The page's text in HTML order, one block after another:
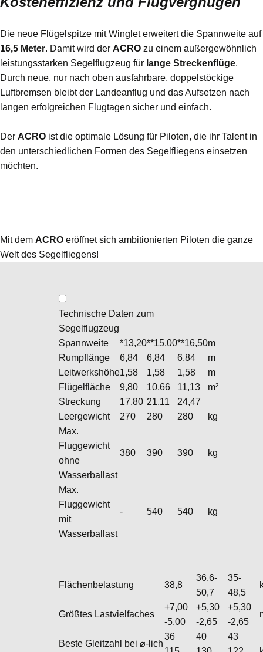
Die neue Flügelspitze mit Winglet erweitert die Spannweite auf
16,5 Meter. Damit wird der ACRO zu einem außergewöhnlich
leistungsstarken Segelflugzeug für lange Streckenflüge.
Durch neue, nur nach oben ausfahrbare, doppelstöckige
Luftbremsen bleibt der Landeanflug und das Aufsetzen nach
langen erfolgreichen Flugtagen sicher und einfach.
Der ACRO ist die optimale Lösung für Piloten, die ihr Talent in
den unterschiedlichen Formen des Segelfliegens einsetzen
möchten.
Mit dem ACRO eröffnet sich ambitionierten Piloten die ganze
Welt des Segelfliegens!
Technische Daten zum
Segelflugzeug
Spannweite
*13,20**15,00**16,50m
Rumpflänge
6,84 6,84 6,84
m
Leitwerkshöhe1,58 1,58 1,58
m
Flügelfläche
9,80 10,66 11,13
m²
Streckung
17,80 21,11
24,47
Leergewicht
270 280 280
kg
Max.
Fluggewicht
ohne
Wasserballast
380 390 390 kg
Max.
Fluggewicht
mit
Wasserballast
- 540 540 kg
Flächenbelastung 38,8
36,6-
50,7
35-
48,5
Größtes Lastvielfaches
+7,00
-5,00
+5,30
-2,65
+5,30
-2,65
Beste Gleitzahl bei ⌀-lich
36
40
43